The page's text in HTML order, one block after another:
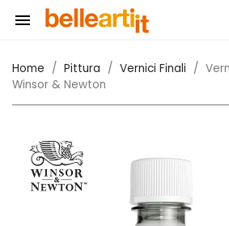

Home Pittura Vernici Finali
Winsor & Newton